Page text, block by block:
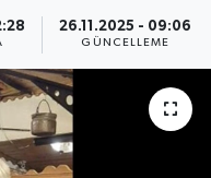
26.11.2025 - 09:06
GÜNCELLEME